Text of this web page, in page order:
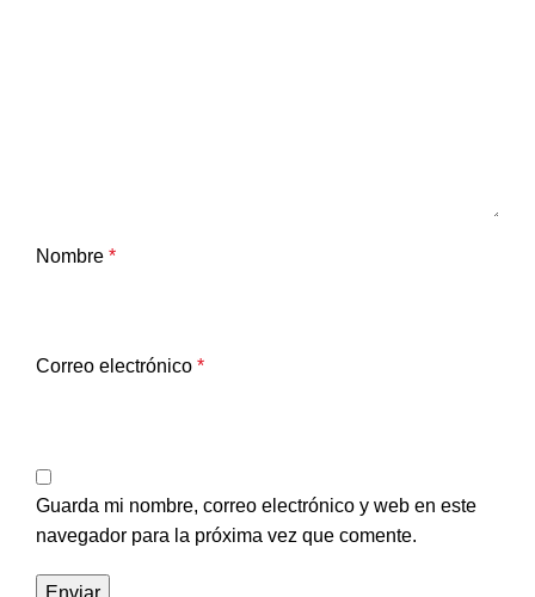
Nombre *
Correo electrónico *
Guarda mi nombre, correo electrónico y web en este
navegador para la próxima vez que comente.